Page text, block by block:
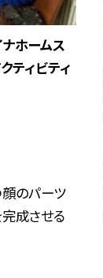
ホームス
ティビティ
のパーツ
成させる